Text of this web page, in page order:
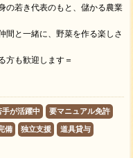
の若き代表のもと、儲かる農業
間と一緒に、野菜を作る楽しさ
方も歓迎します＝
手が活躍中 要マニュアル免許
備 独立支援 道具貸与